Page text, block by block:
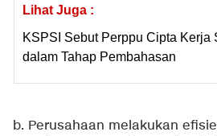
Lihat Juga :
KSPSI Sebut Perppu Cipta Kerja
dalam Tahap Pembahasan
b. Perusahaan melakukan